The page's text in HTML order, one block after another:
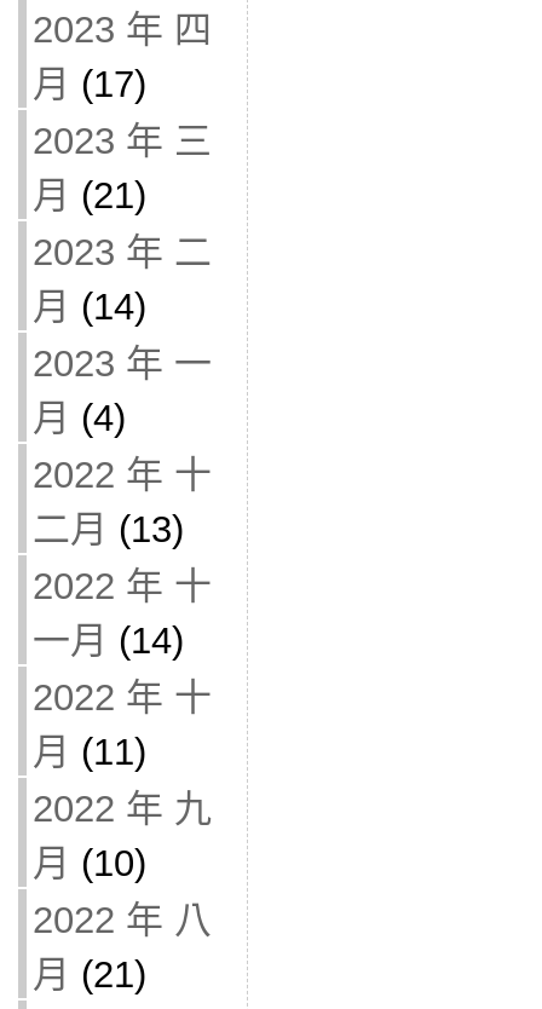
2023 年 四
月 (17)
2023 年 三
月 (21)
2023 年 二
月 (14)
2023 年 一
月 (4)
2022 年 十
二月 (13)
2022 年 十
一月 (14)
2022 年 十
月 (11)
2022 年 九
月 (10)
2022 年 八
月 (21)